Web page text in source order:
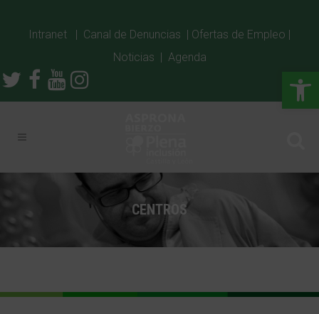
Intranet | Canal de Denuncias | Ofertas de Empleo |
Noticias | Agenda
CENTROS